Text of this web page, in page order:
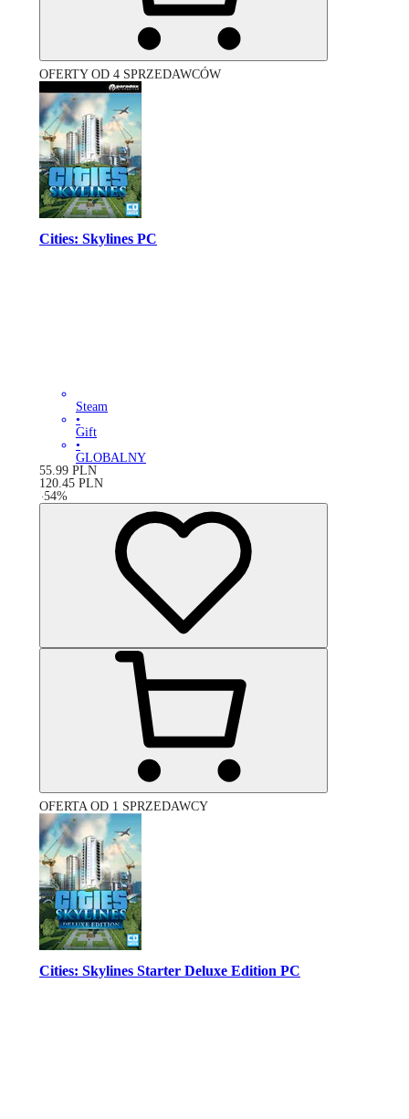
OFERTY OD 4 SPRZEDAWCÓW
Cities: Skylines PC
Steam
•
Gift
•
GLOBALNY
55.99 PLN
120.45 PLN
-54%
OFERTA OD 1 SPRZEDAWCY
Cities: Skylines Starter Deluxe Edition PC